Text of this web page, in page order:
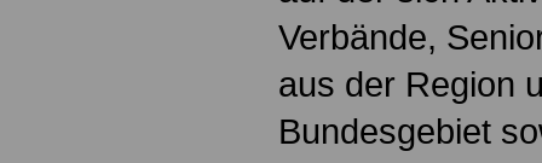
Verbände,
aus der Region
Bundesgebiet